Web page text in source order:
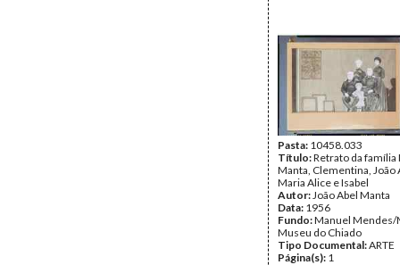
Pasta: 10458.033
Título:Retrato da família
Manta, Clementina, João
Maria Alice e Isabel
Autor:João Abel Manta
Data: 1956
Fundo:Manuel Mendes/
Museu do Chiado
Tipo Documental:ARTE
Página(s): 1